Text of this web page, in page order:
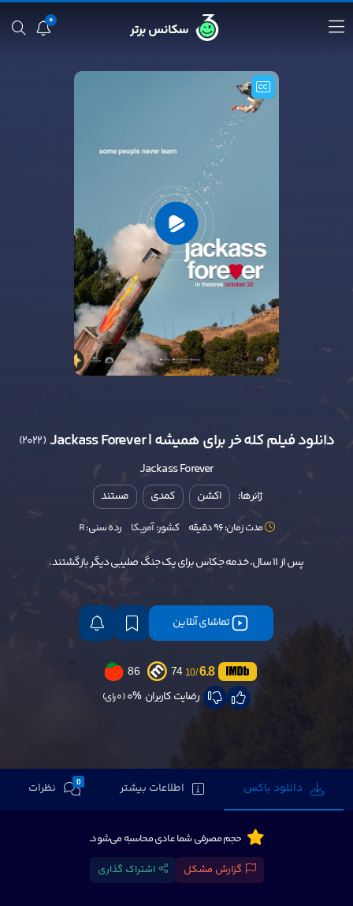
0
سکانس برتر
دانلود فیلم کله خر برای همیشه | Jackass Forever (2022)
Jackass Forever
ژانرها: اکشن کمدی مستند
مدت زمان: 96 دقیقه کشور:آمریکا رده سنی:R
پس از 11 سال، خدمه جکاس برای یک جنگ صلیبی دیگر بازگشتند.
تماشای آنلاین
6.8
/10
74
86
رضایت کاربران 0% (0 رای)
دانلود باکس اطلاعات بیشتر 0 نظرات
حجم مصرفی شما عادی محاسبه می‌شود.
گزارش مشکل
اشتراک گذاری